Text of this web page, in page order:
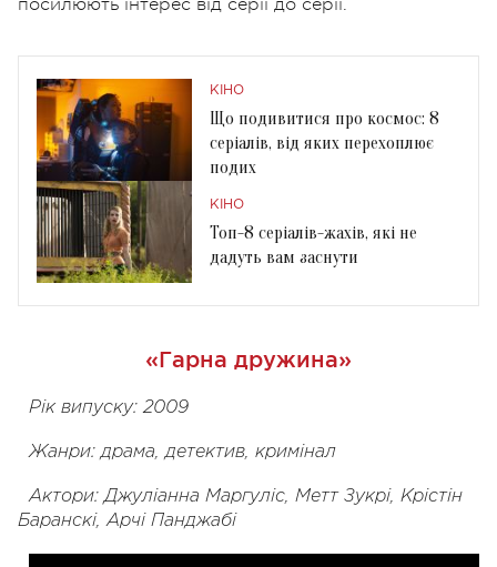
посилюють інтерес від серії до серії.
КІНО
Що подивитися про космос: 8
серіалів, від яких перехоплює
подих
КІНО
Топ-8 серіалів-жахів, які не
дадуть вам заснути
«Гарна дружина»
Рік випуску: 2009
Жанри: драма, детектив, кримінал
Актори: Джуліанна Маргуліс, Метт Зукрі, Крістін
Баранскі, Арчі Панджабі